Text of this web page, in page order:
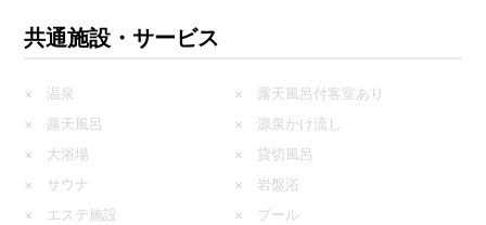
共通施設・サービス
× 温泉
× 露天風呂付客室あり
× 露天風呂
× 源泉かけ流し
× 大浴場
× 貸切風呂
× サウナ
× 岩盤浴
× エステ施設
× プール